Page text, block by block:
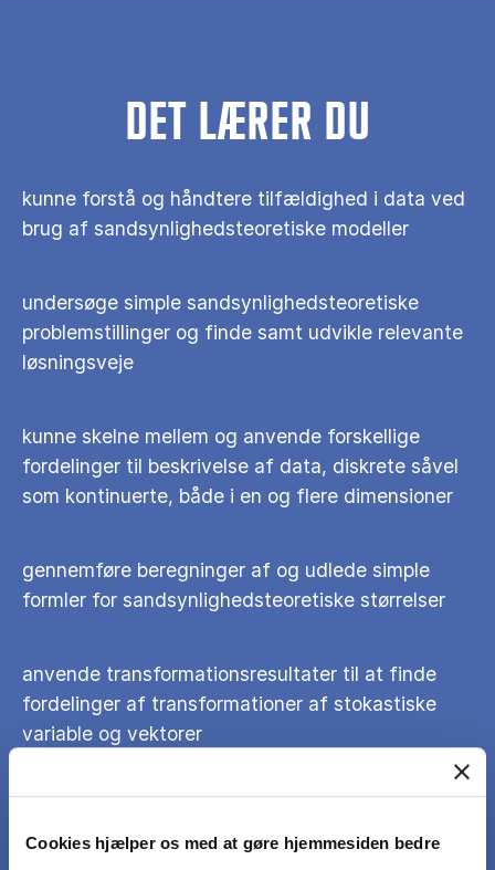
Cookies hjælper os med at gøre hjemmesiden bedre
DET LÆRER DU
kunne forstå og håndtere tilfældighed i data ved
brug af sandsynlighedsteoretiske modeller
undersøge simple sandsynlighedsteoretiske
problemstillinger og finde samt udvikle relevante
løsningsveje
kunne skelne mellem og anvende forskellige
fordelinger til beskrivelse af data, diskrete såvel
som kontinuerte, både i en og flere dimensioner
gennemføre beregninger af og udlede simple
formler for sandsynlighedsteoretiske størrelser
anvende transformationsresultater til at finde
fordelinger af transformationer af stokastiske
variable og vektorer
uafhængighed og betingede fordelinger